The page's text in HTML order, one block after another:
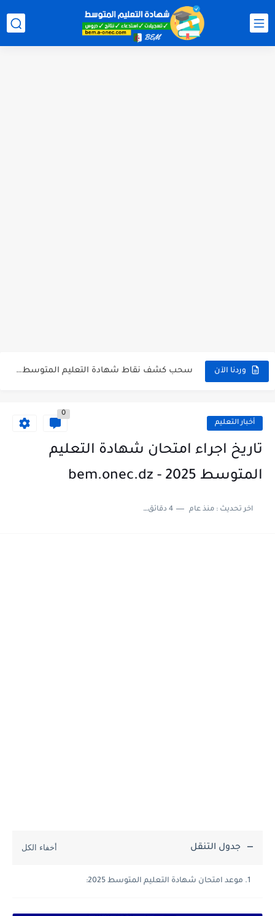
وردنا الآن سحب كشف نقاط شهادة التعليم المتوسط للناجحين 2026 bem.onec.dz releve
الآن سحب كشف نقاط شهادة التعليم المتوسط 2026 bem.onec.dz أخبار التعليم
0
تاريخ اجراء امتحان شهادة التعليم
المتوسط 2025 - bem.onec.dz
اخر تحديث :منذ عام 4 دقائق للقراءة
جدول التنقل
موعد امتحان شهادة التعليم المتوسط 2025: